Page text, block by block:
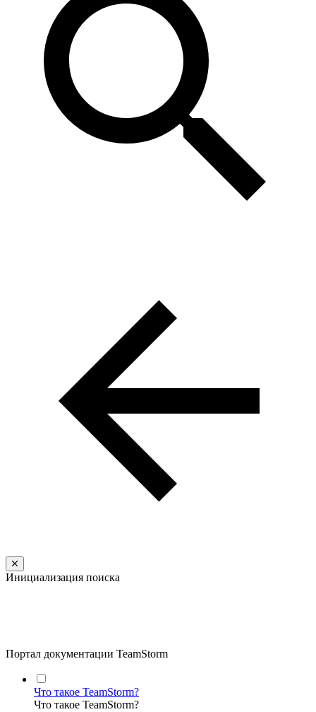
Инициализация поиска
Портал документации TeamStorm
Что такое TeamStorm?
Что такое TeamStorm?